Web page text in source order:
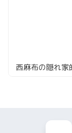
西麻布の隠れ家